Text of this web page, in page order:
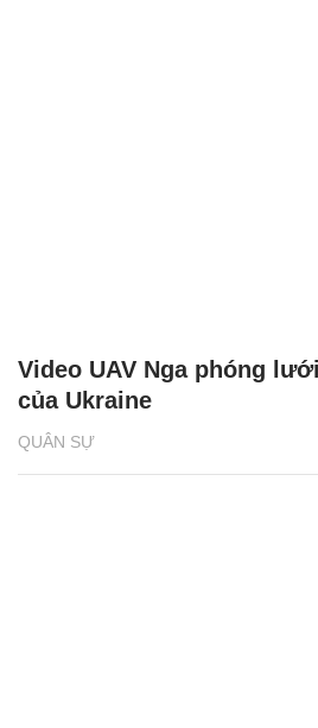
QUÂN SỰ
Video UAV Nga phóng
của Ukraine